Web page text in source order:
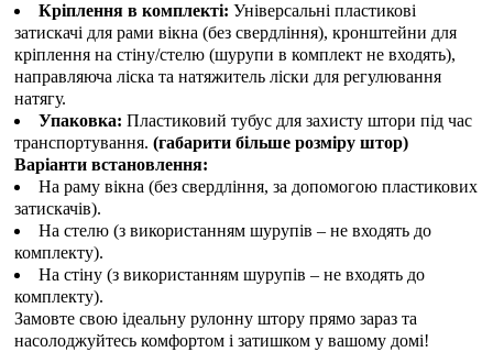
Кріплення в комплекті: Універсальні пластикові
затискачі для рами вікна (без свердління), кронштейни для
кріплення на стіну/стелю (шурупи в комплект не входять),
направляюча ліска та натяжитель ліски для регулювання
натягу.
Упаковка: Пластиковий тубус для захисту штори під час
транспортування.(габарити більше розміру штор)
Варіанти встановлення:
На раму вікна (без свердління, за допомогою пластикових
затискачів).
На стелю (з використанням шурупів – не входять до
комплекту).
На стіну (з використанням шурупів – не входять до
комплекту).
Замовте свою ідеальну рулонну штору прямо зараз та
насолоджуйтесь комфортом і затишком у вашому домі!